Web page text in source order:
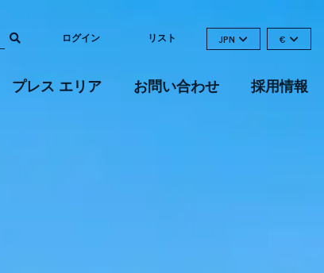
ログイン リスト JPN €
プレス エリア お問い合わせ 採用情報